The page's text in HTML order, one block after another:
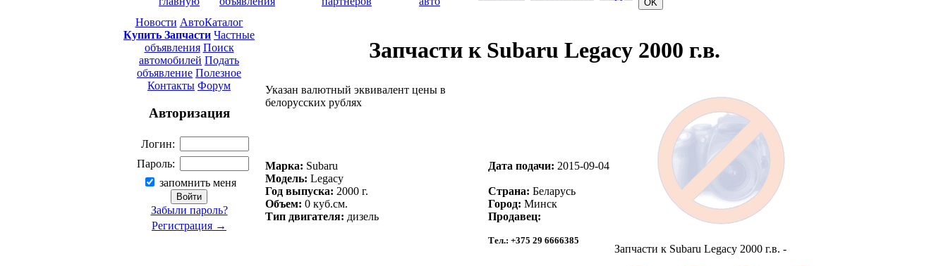
Новости АвтоКаталог
Купить Запчасти Частные
объявления Поиск
автомобилей Подать
объявление Полезное
Контакты Форум
Авторизация
Логин:
Пароль:
запомнить меня
Забыли пароль?
Регистрация →
Запчасти к Subaru Legacy 2000 г.в.
Указан валютный эквивалент цены в
белорусских рублях
Марка: Subaru
Модель: Legacy
Год выпуска: 2000 г.
Объем: 0 куб.см.
Тип двигателя: дизель
Дата подачи: 2015-09-04
Страна: Беларусь
Город: Минск
Продавец:
Тел.: +375 29 6666385
Запчасти к Subaru Legacy 2000 г.в. -